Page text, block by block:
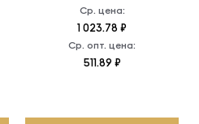
Ср. цена:
1 023.78 ₽
Ср. опт. цена:
511.89 ₽